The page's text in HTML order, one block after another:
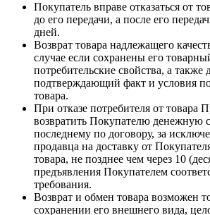
Покупатель вправе отказаться от
до его передачи, а после его
дней.
Возврат товара надлежащего
случае если сохранены его
потребительские свойства, а также
подтверждающий факт и условия
товара.
При отказе потребителя от товара
возвратить Покупателю денежную
последнему по договору, за
продавца на доставку от
товара, не позднее чем через 10
предъявления Покупателем
требования.
Возврат и обмен товара возможен
сохранении его внешнего вида,